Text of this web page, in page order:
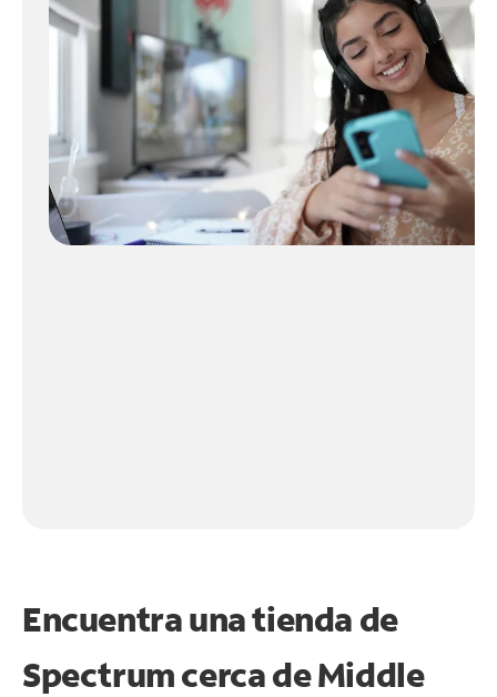
Encuentra una tienda de
Spectrumcerca de Middle